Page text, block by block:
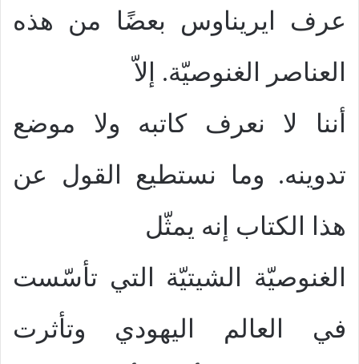
عرف ايريناوس بعضًا من هذه
العناصر الغنوصيّة. إلاّ
أننا لا نعرف كاتبه ولا موضع
تدوينه. وما نستطيع القول عن
هذا الكتاب إنه يمثّل
الغنوصيّة الشيتيّة التي تأسّست
في العالم اليهودي وتأثرت